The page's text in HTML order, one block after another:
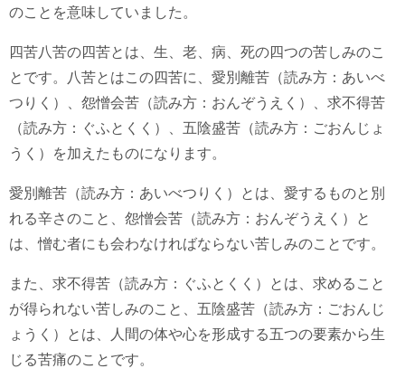
のことを意味していました。
四苦八苦の四苦とは、生、老、病、死の四つの苦しみのこ
とです。八苦とはこの四苦に、愛別離苦（読み方：あいべ
つりく）、怨憎会苦（読み方：おんぞうえく）、求不得苦
（読み方：ぐふとくく）、五陰盛苦（読み方：ごおんじょ
うく）を加えたものになります。
愛別離苦（読み方：あいべつりく）とは、愛するものと別
れる辛さのこと、怨憎会苦（読み方：おんぞうえく）と
は、憎む者にも会わなければならない苦しみのことです。
また、求不得苦（読み方：ぐふとくく）とは、求めること
が得られない苦しみのこと、五陰盛苦（読み方：ごおんじ
ょうく）とは、人間の体や心を形成する五つの要素から生
じる苦痛のことです。